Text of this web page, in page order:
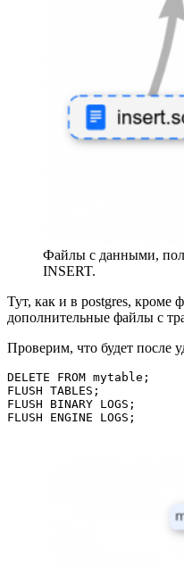
Файлы с данными,
INSERT.
Тут, как и в postgres, кроме
дополнительные файлы с
Проверим, что будет после
DELETE FROM mytable;
FLUSH TABLES;
FLUSH BINARY LOGS;
FLUSH ENGINE LOGS;